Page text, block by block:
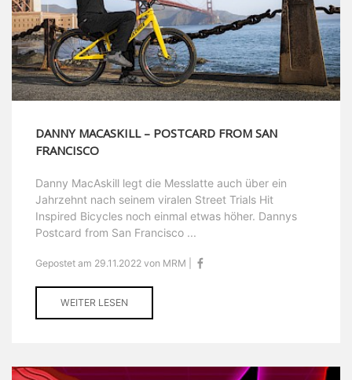
DANNY MACASKILL – POSTCARD FROM SAN
FRANCISCO
Danny MacAskill legt die Messlatte auch über ein
Jahrzehnt nach seinem viralen Street Trials Hit
Inspired Bicycles noch einmal etwas höher. Dannys
Postcard from San Francisco ...
Gepostet am 29.11.2022 von MRM |
WEITER LESEN